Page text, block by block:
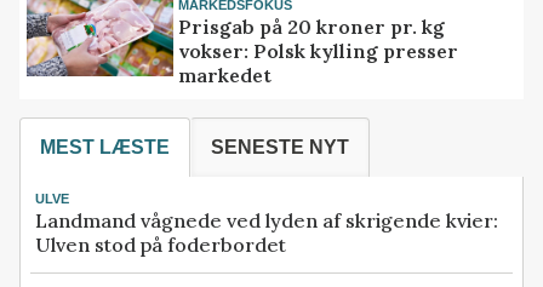
MARKEDSFOKUS
Prisgab på 20 kroner pr. kg
vokser: Polsk kylling presser
markedet
MEST LÆSTE SENESTE NYT
ULVE
Landmand vågnede ved lyden af skrigende kvier:
Ulven stod på foderbordet